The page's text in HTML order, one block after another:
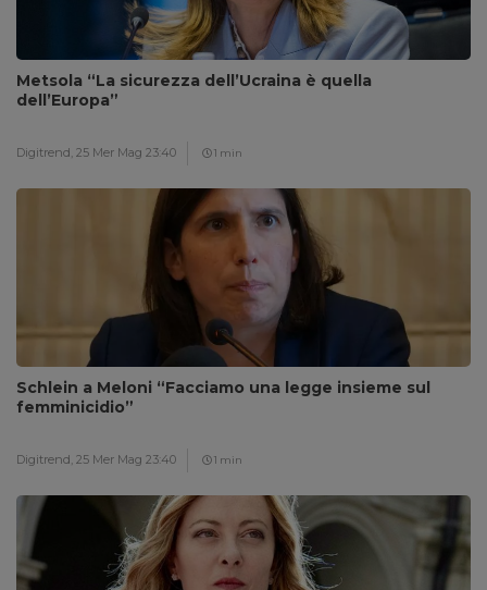
Metsola “La sicurezza dell’Ucraina è quella
dell’Europa”
Digitrend, 25 Mer Mag 23:40 1 min
Schlein a Meloni “Facciamo una legge insieme sul
femminicidio”
Digitrend, 25 Mer Mag 23:40 1 min